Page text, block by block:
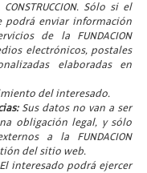
Sólo si el
podrá enviar información
de la FUNDACION
electrónicos, postales
elaboradas en
del interesado.
Sus datos no van a ser
obligación legal, y sólo
a la FUNDACION
del sitio web.
interesado podrá ejercer